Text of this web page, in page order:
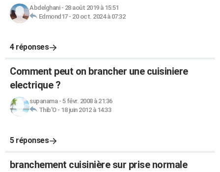
Abdelghani- 28 août 2019 à 15:51
Edmond17- 20 oct. 2024 à 07:32
4 réponses
Comment peut on brancher une cuisiniere
electrique ?
supanama- 5 févr. 2008 à 21:36
Thib'O- 18 juin 2012 à 14:33
5 réponses
branchement cuisinière sur prise normale